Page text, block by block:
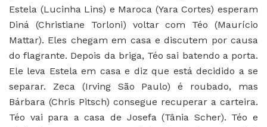
Estela (Lucinha Lins) e Maroca (Yara Cortes) esperam
Diná (Christiane Torloni) voltar com Téo (Maurício
Mattar). Eles chegam em casa e discutem por causa
do flagrante. Depois da briga, Téo sai batendo a porta.
Ele leva Estela em casa e diz que está decidido a se
separar. Zeca (Irving São Paulo) é roubado, mas
Bárbara (Chris Pitsch) consegue recuperar a carteira.
Téo vai para a casa de Josefa (Tânia Scher). Téo e